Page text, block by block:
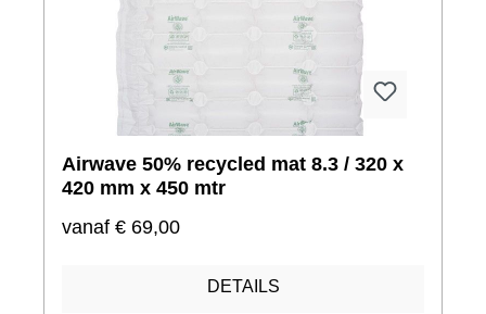
Airwave 50% recycled mat 8.3 / 320 x
420 mm x 450 mtr
vanaf € 69,00
DETAILS